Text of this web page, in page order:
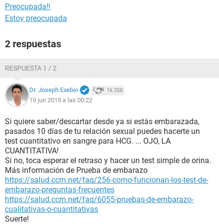
Preocupada!!
Estoy preocupada
2 respuestas
RESPUESTA 1 / 2
Dr. Joseph Exebio 16.358
19 jun 2015 a las 00:22
Si quiere saber/descartar desde ya si estás embarazada,
pasados 10 días de tu relación sexual puedes hacerte un
test cuantitativo en sangre para HCG. ... OJO, LA
CUANTITATIVA!
Si no, toca esperar el retraso y hacer un test simple de orina.
Más información de Prueba de embarazo
https://salud.ccm.net/faq/256-como-funcionan-los-test-de-
embarazo-preguntas-frecuentes
https://salud.ccm.net/faq/6055-pruebas-de-embarazo-
cualitativas-o-cuantitativas
Suerte!